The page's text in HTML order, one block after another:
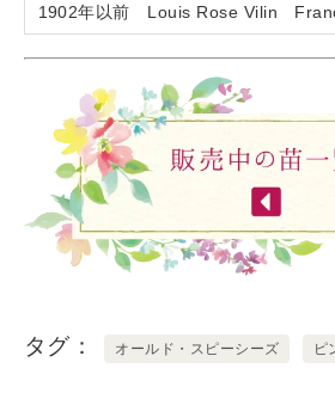
1902年以前 Louis Rose Vilin
タグ オールド・スピーシーズ ピ